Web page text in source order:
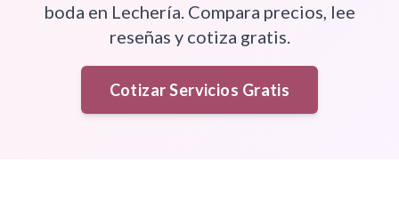
boda en Lechería. Compara precios, lee
reseñas y cotiza gratis.
Cotizar Servicios Gratis